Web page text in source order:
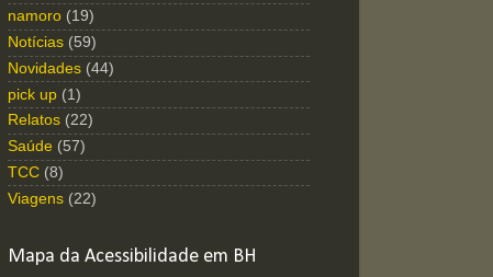
namoro (19)
Notícias (59)
Novidades (44)
pick up (1)
Relatos (22)
Saúde (57)
TCC (8)
Viagens (22)
Mapa da Acessibilidade em BH